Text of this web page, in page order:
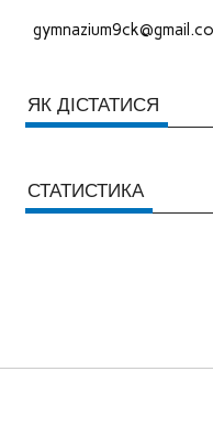
ЯК ДІСТАТИСЯ
СТАТИСТИКА